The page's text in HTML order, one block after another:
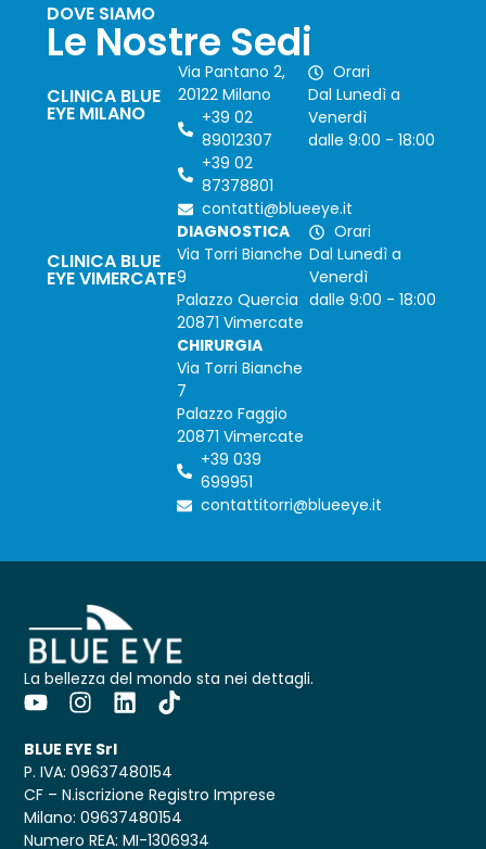
DOVE SIAMO
Le Nostre Sedi
CLINICA BLUE
EYE MILANO
Via Pantano 2,
20122 Milano
+39 02
89012307
+39 02
87378801
contatti@blueeye.it
Orari
Dal Lunedì a
Venerdì
dalle 9:00 - 18:00
CLINICA BLUE
EYE VIMERCATE
DIAGNOSTICA
Via Torri Bianche
9
Palazzo Quercia
20871 Vimercate
CHIRURGIA
Via Torri Bianche
7
Palazzo Faggio
20871 Vimercate
+39 039
699951
contattitorri@blueeye.it
Orari
Dal Lunedì a
Venerdì
dalle 9:00 - 18:00
La bellezza del mondo sta nei dettagli.
BLUE EYE Srl
P. IVA: 09637480154
CF – N.iscrizione Registro Imprese
Milano: 09637480154
Numero REA: MI-1306934